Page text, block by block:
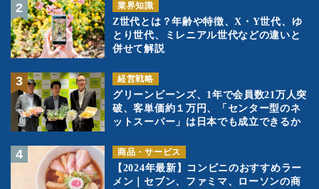
業界知識
Z世代とは？年齢や特徴、X・Y世代、ゆ
とり世代、ミレニアル世代などの違いと
併せて解説
経営戦略
グリーンビーンズ、1年で会員数21万人突
破、客単価約１万円、「センター型のネ
ットスーパー」は日本でも成立できるか
商品・サービス
【2024年最新】コンビニのおすすめラー
メン｜セブン、ファミマ、ローソンの商